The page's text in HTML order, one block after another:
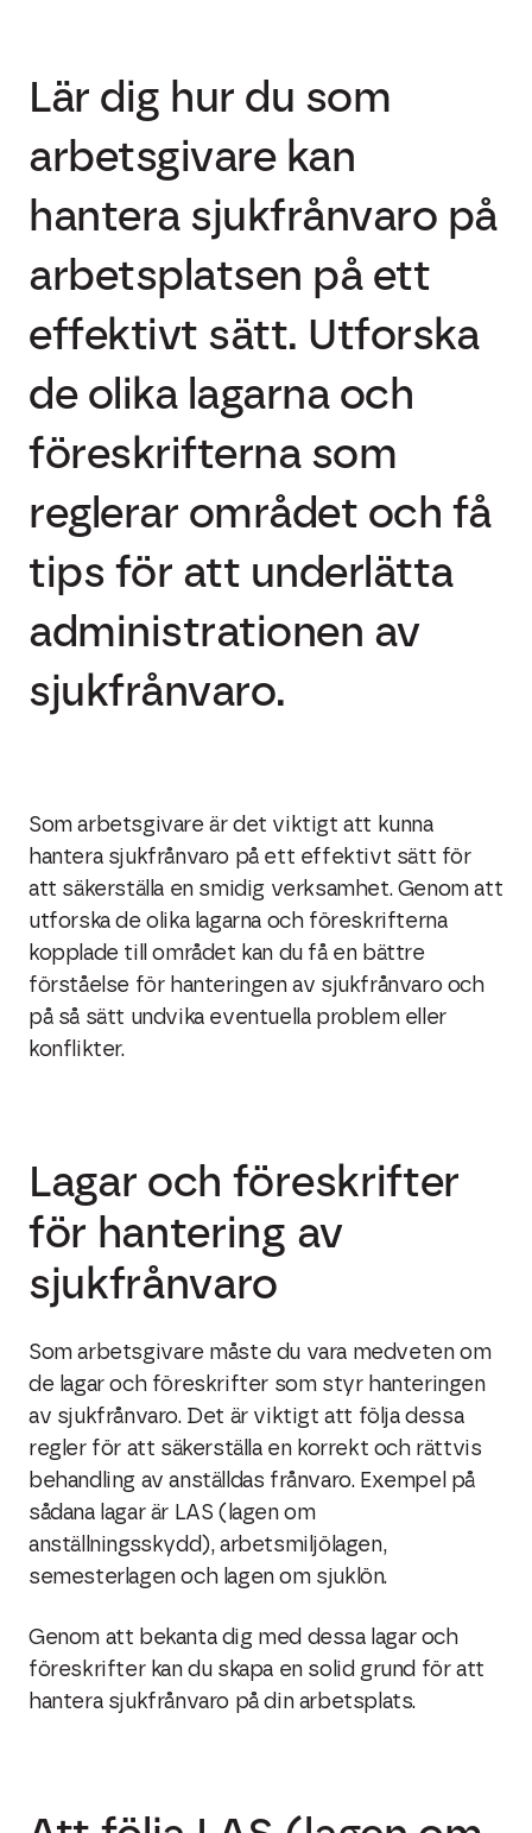
Lär dig hur du som
arbetsgivare kan
hantera sjukfrånvaro på
arbetsplatsen på ett
effektivt sätt. Utforska
de olika lagarna och
föreskrifterna som
reglerar området och få
tips för att underlätta
administrationen av
sjukfrånvaro.
Som arbetsgivare är det viktigt att kunna
hantera sjukfrånvaro på ett effektivt sätt för
att säkerställa en smidig verksamhet. Genom att
utforska de olika lagarna och föreskrifterna
kopplade till området kan du få en bättre
förståelse för hanteringen av sjukfrånvaro och
på så sätt undvika eventuella problem eller
konflikter.
Lagar och föreskrifter
för hantering av
sjukfrånvaro
Som arbetsgivare måste du vara medveten om
de lagar och föreskrifter som styr hanteringen
av sjukfrånvaro. Det är viktigt att följa dessa
regler för att säkerställa en korrekt och rättvis
behandling av anställdas frånvaro. Exempel på
sådana lagar är LAS (lagen om
anställningsskydd), arbetsmiljölagen,
semesterlagen och lagen om sjuklön.
Genom att bekanta dig med dessa lagar och
föreskrifter kan du skapa en solid grund för att
hantera sjukfrånvaro på din arbetsplats.